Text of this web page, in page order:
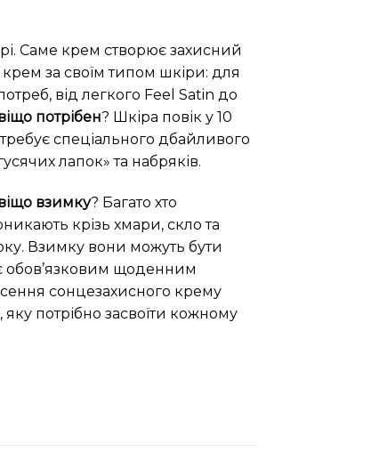
Саме крем створює захисний
за своїм типом шкіри: для
від легкого Feel Satin до
потрібен? Шкіра повік у 10
спеціального дбайливого
лапок» та набряків.
взимку? Багато хто
крізь хмари, скло та
Взимку вони можуть бути
обов’язковим щоденним
сонцезахисного крему
потрібно засвоїти кожному